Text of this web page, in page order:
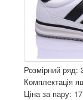
Розмірний ряд:
Комплектація
Ціна за пару: